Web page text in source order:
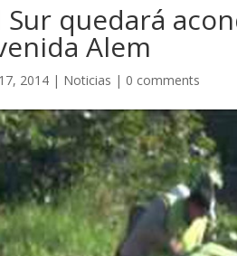
Sur quedará
Alem
2014 | Noticias | 0 comments